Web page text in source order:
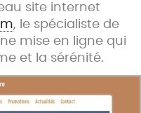
site internet
, le spécialiste de
mise en ligne qui
et la sérénité.